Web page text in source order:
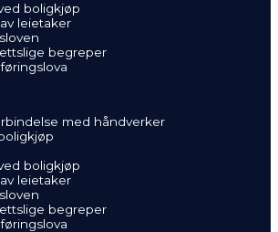
boligkjøp
leietaker
begreper
med håndverker
boligkjøp
leietaker
begreper